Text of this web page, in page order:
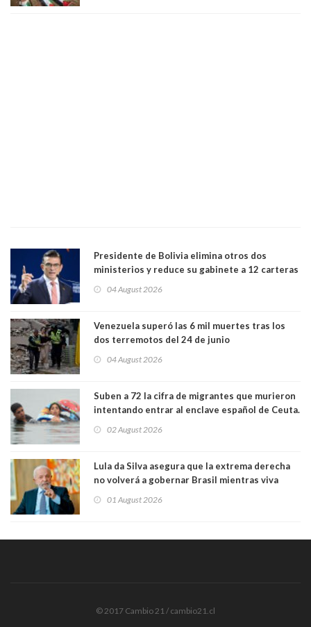
Presidente de Bolivia elimina otros dos
ministerios y reduce su gabinete a 12 carteras
04 August 2026
Venezuela superó las 6 mil muertes tras los
dos terremotos del 24 de junio
04 August 2026
Suben a 72 la cifra de migrantes que murieron
intentando entrar al enclave español de Ceuta.
02 August 2026
Lula da Silva asegura que la extrema derecha
no volverá a gobernar Brasil mientras viva
01 August 2026
© 2017 Cambio 21 / cambio21.cl